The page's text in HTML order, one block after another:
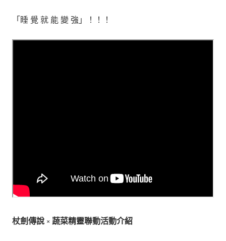
「睡 覺 就 能 變 強」！！！
杖劍傳說 × 蔬菜精靈聯動活動介紹